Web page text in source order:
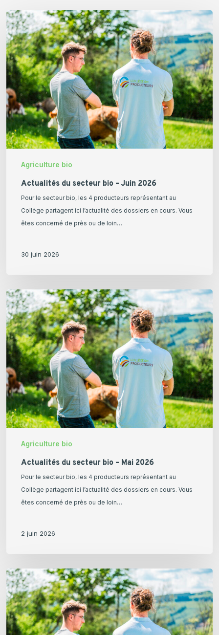
Agriculture bio
Actualités
du
secteur
bio
–
Juin
2026
Actualités du secteur bio – Juin 2026
Pour le secteur bio, les 4 producteurs représentant au
Collège partagent ici l’actualité des dossiers en cours. Vous
êtes concerné de près ou de loin…
30 juin 2026
Agriculture bio
Actualités
du
secteur
bio
–
Mai
2026
Actualités du secteur bio – Mai 2026
Pour le secteur bio, les 4 producteurs représentant au
Collège partagent ici l’actualité des dossiers en cours. Vous
êtes concerné de près ou de loin…
2 juin 2026
Actualités
du
secteur
bio
–